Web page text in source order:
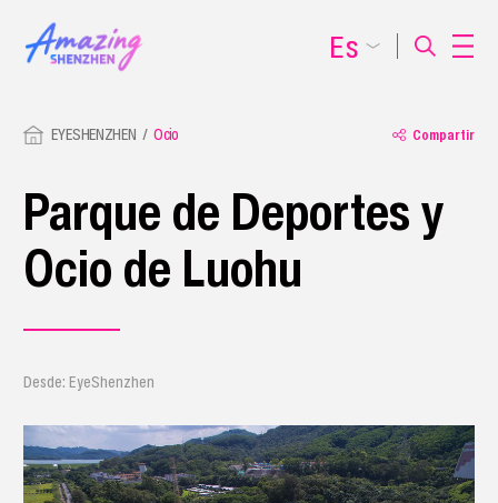
EYESHENZHEN Ocio Compartir
Parque de Deportes y
Ocio de Luohu
Desde: EyeShenzhen
Es